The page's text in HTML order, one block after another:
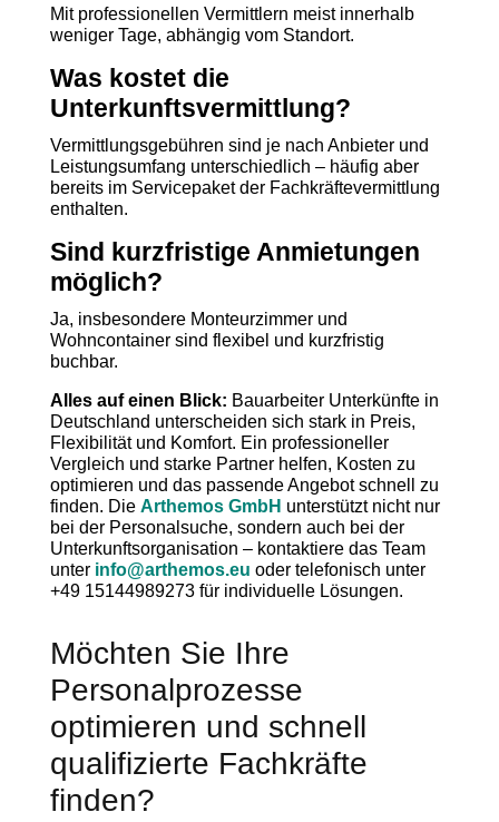
Mit professionellen Vermittlern meist innerhalb
weniger Tage, abhängig vom Standort.
Was kostet die
Unterkunftsvermittlung?
Vermittlungsgebühren sind je nach Anbieter und
Leistungsumfang unterschiedlich – häufig aber
bereits im Servicepaket der Fachkräftevermittlung
enthalten.
Sind kurzfristige Anmietungen
möglich?
Ja, insbesondere Monteurzimmer und
Wohncontainer sind flexibel und kurzfristig
buchbar.
Alles auf einen Blick: Bauarbeiter Unterkünfte in
Deutschland unterscheiden sich stark in Preis,
Flexibilität und Komfort. Ein professioneller
Vergleich und starke Partner helfen, Kosten zu
optimieren und das passende Angebot schnell zu
finden. Die Arthemos GmbH unterstützt nicht nur
bei der Personalsuche, sondern auch bei der
Unterkunftsorganisation – kontaktiere das Team
unter info@arthemos.eu oder telefonisch unter
+49 15144989273 für individuelle Lösungen.
Möchten Sie Ihre
Personalprozesse
optimieren und schnell
qualifizierte Fachkräfte
finden?